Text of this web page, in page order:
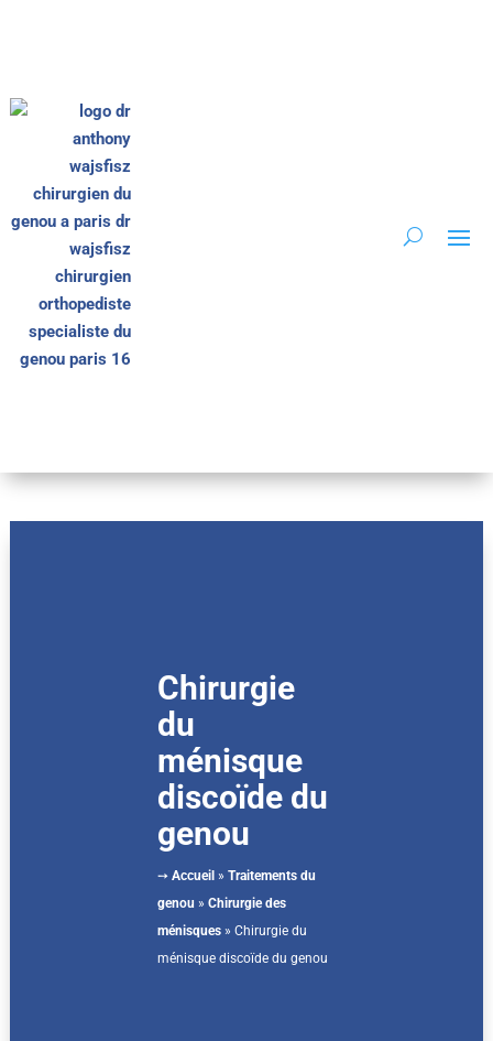
Chirurgie
du
ménisque
discoïde du
genou
➙Accueil »Traitements du
genou »Chirurgie des
ménisques »Chirurgie du
ménisque discoïde du genou